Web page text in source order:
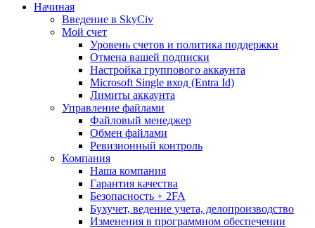
Начиная
Введение в SkyCiv
Мой счет
Уровень счетов и политика поддержки
Отмена вашей подписки
Настройка группового аккаунта
Microsoft Single вход (Entra Id)
Лимиты аккаунта
Управление файлами
Файловый менеджер
Обмен файлами
Ревизионный контроль
Компания
Наша компания
Гарантия качества
Безопасность + 2FA
Бухучет, ведение учета, делопроизводство
Изменения в программном обеспечении